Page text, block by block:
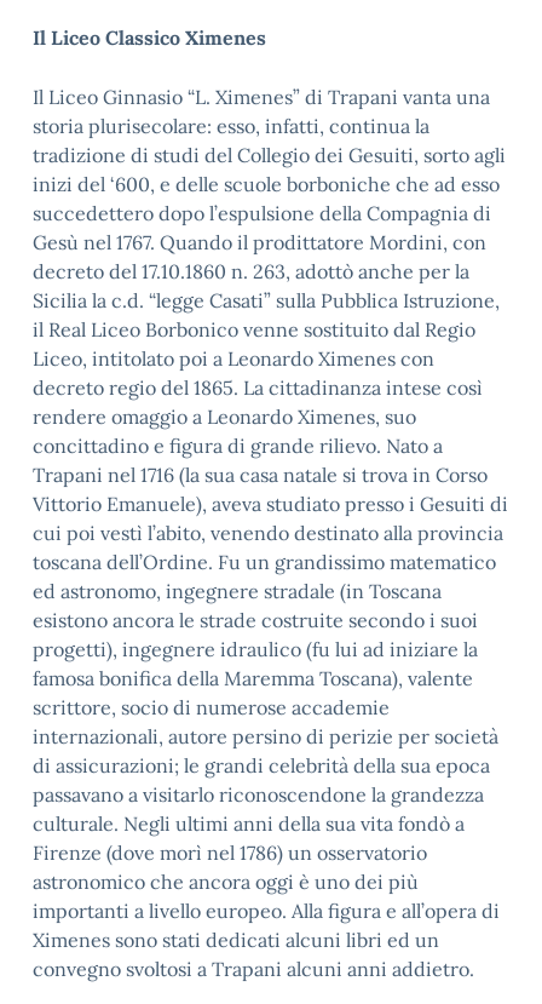
Il Liceo Classico Ximenes
Il Liceo Ginnasio “L. Ximenes” di Trapani vanta una
storia plurisecolare: esso, infatti, continua la
tradizione di studi del Collegio dei Gesuiti, sorto agli
inizi del ‘600, e delle scuole borboniche che ad esso
succedettero dopo l’espulsione della Compagnia di
Gesù nel 1767. Quando il prodittatore Mordini, con
decreto del 17.10.1860 n. 263, adottò anche per la
Sicilia la c.d. “legge Casati” sulla Pubblica Istruzione,
il Real Liceo Borbonico venne sostituito dal Regio
Liceo, intitolato poi a Leonardo Ximenes con
decreto regio del 1865. La cittadinanza intese così
rendere omaggio a Leonardo Ximenes, suo
concittadino e figura di grande rilievo. Nato a
Trapani nel 1716 (la sua casa natale si trova in Corso
Vittorio Emanuele), aveva studiato presso i Gesuiti di
cui poi vestì l’abito, venendo destinato alla provincia
toscana dell’Ordine. Fu un grandissimo matematico
ed astronomo, ingegnere stradale (in Toscana
esistono ancora le strade costruite secondo i suoi
progetti), ingegnere idraulico (fu lui ad iniziare la
famosa bonifica della Maremma Toscana), valente
scrittore, socio di numerose accademie
internazionali, autore persino di perizie per società
di assicurazioni; le grandi celebrità della sua epoca
passavano a visitarlo riconoscendone la grandezza
culturale. Negli ultimi anni della sua vita fondò a
Firenze (dove morì nel 1786) un osservatorio
astronomico che ancora oggi è uno dei più
importanti a livello europeo. Alla figura e all’opera di
Ximenes sono stati dedicati alcuni libri ed un
convegno svoltosi a Trapani alcuni anni addietro.